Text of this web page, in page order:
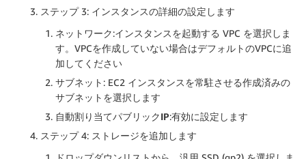
ステップ 3: インスタンスの詳細の設定します
ネットワーク:インスタンスを起動する VPC を選択しま
す。VPCを作成していない場合はデフォルトのVPCに追
加してください
サブネット : EC2 インスタンスを常駐させる作成済みの
サブネットを選択します
自動割り当てパブリックIP:有効に設定します
ステップ 4: ストレージを追加します